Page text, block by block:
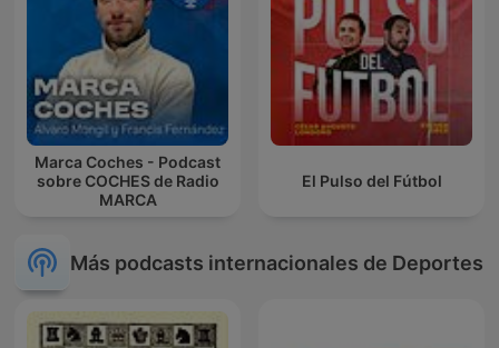
Marca Coches - Podcast
sobre COCHES de Radio
MARCA
El Pulso del Fútbol
Más podcasts internacionales de Deportes